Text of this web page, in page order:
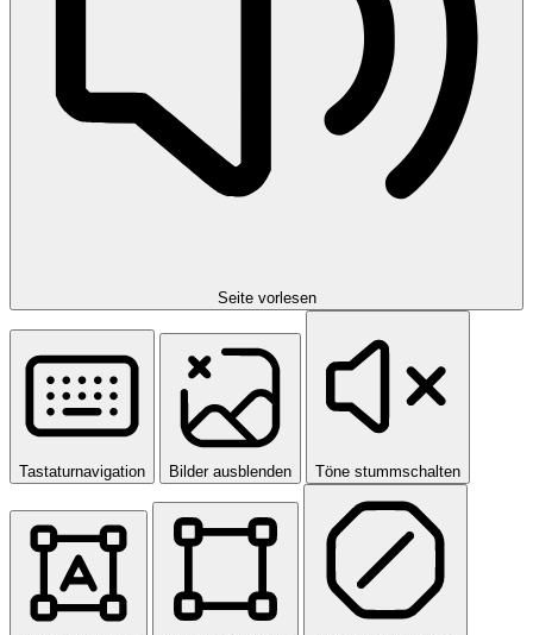
Seite vorlesen
Tastaturnavigation Bilder ausblenden Töne stummschalten